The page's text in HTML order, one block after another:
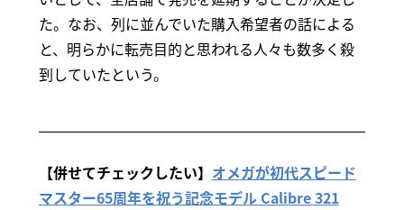
た。なお、列に並んでいた購入希望者の話による
と、明らかに転売目的と思われる人々も数多く殺
到していたという。
【併せてチェックしたい】 オメガが初代スピード
マスター65周年を祝う記念モデル Calibre 321